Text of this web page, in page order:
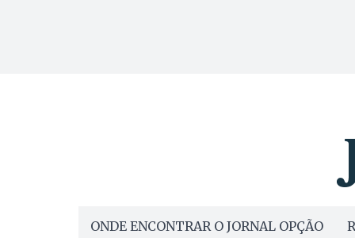
ONDE ENCONTRAR O JORNAL OPÇÃO